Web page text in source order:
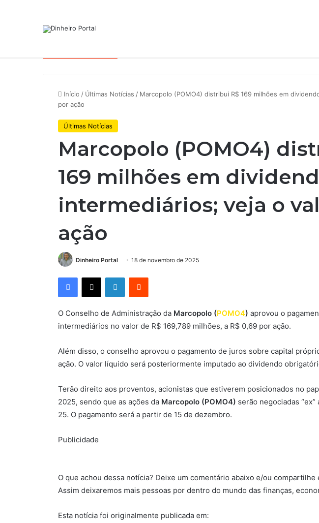
Início / Últimas Notícias / Marcopolo (POMO4) distribui R$ 169 milhões em
por ação
Últimas Notícias
Marcopolo (POMO4)
169 milhões em
intermediários; veja o
ação
Dinheiro Portal 18 de novembro de 2025
Facebook
X LinkedinReddit
O Conselho de Administração da Marcopolo (POMO4) aprovou o
intermediários no valor de R$ 169,789 milhões, a R$ 0,69 por ação.
Além disso, o conselho aprovou o pagamento de juros sobre capital
ação. O valor líquido será posteriormente imputado ao dividendo
Terão direito aos proventos, acionistas que estiverem posicionados no
2025, sendo que as ações da Marcopolo (POMO4) serão negociadas
25. O pagamento será a partir de 15 de dezembro.
Publicidade
O que achou dessa notícia? Deixe um comentário abaixo e/ou compartilhe
Assim deixaremos mais pessoas por dentro do mundo das finanças,
Esta notícia foi originalmente publicada em: